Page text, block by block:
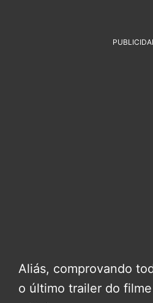
Aliás, comprovando
o último trailer do